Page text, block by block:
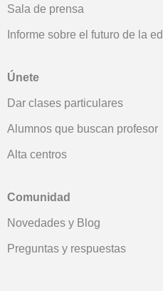
Sala de prensa
Informe sobre el futuro de la
Únete
Dar clases particulares
Alumnos que buscan profesor
Alta centros
Comunidad
Novedades y Blog
Preguntas y respuestas